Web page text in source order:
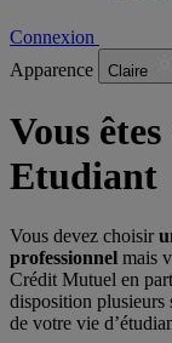
Connexion
Apparence
Claire
Vous
Etudiant
Vous devez choisir
professionnel mais
Crédit Mutuel en
disposition plusieurs
de votre vie